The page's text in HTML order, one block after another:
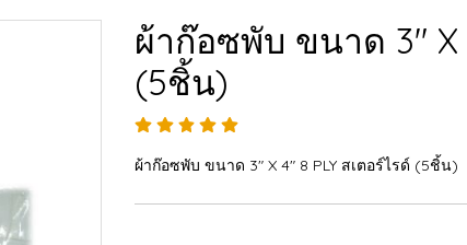
ผ้าก๊อซพับ ขนาด 3" X
(5ชิ้น)
ผ้าก๊อซพับ ขนาด 3" X 4" 8 PLY สเตอร์ไรด์ (5ชิ้น)